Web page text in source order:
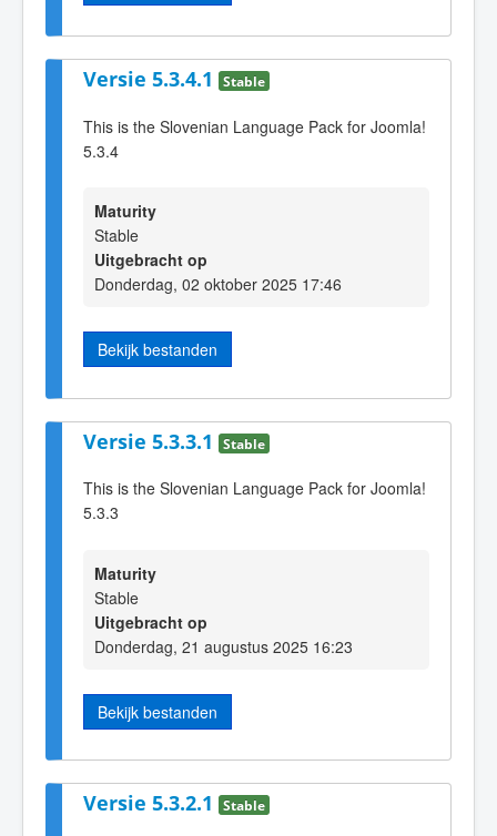
Versie 5.3.4.1 Stable
This is the Slovenian Language Pack for Joomla!
5.3.4
Maturity
Stable
Uitgebracht op
Donderdag, 02 oktober 2025 17:46
Bekijk bestanden
Versie 5.3.3.1 Stable
This is the Slovenian Language Pack for Joomla!
5.3.3
Maturity
Stable
Uitgebracht op
Donderdag, 21 augustus 2025 16:23
Bekijk bestanden
Versie 5.3.2.1 Stable